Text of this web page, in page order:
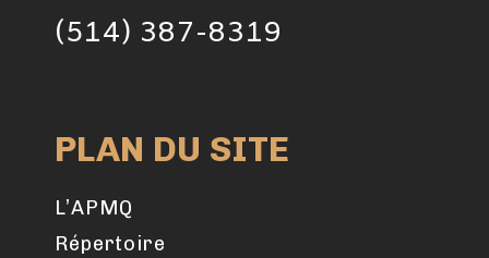
(514) 387-8319
PLAN DU SITE
L’APMQ
Répertoire